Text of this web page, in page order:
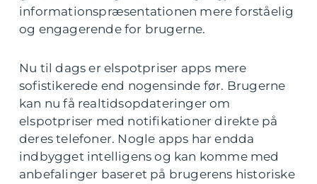
informationspræsentationen mere forståelig
og engagerende for brugerne.
Nu til dags er elspotpriser apps mere
sofistikerede end nogensinde før. Brugerne
kan nu få realtidsopdateringer om
elspotpriser med notifikationer direkte på
deres telefoner. Nogle apps har endda
indbygget intelligens og kan komme med
anbefalinger baseret på brugerens historiske